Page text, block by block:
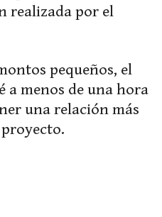
realizada por el
pequeños, el
a menos de una hora
una relación más